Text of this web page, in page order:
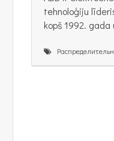
tehnoloģiju
kopš 1992. gada